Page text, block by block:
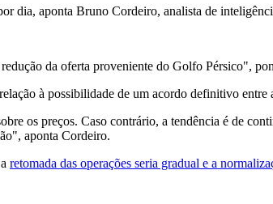
dia, aponta Bruno Cordeiro, analista de
da oferta proveniente do Golfo Pérsico",
à possibilidade de um acordo definitivo entre
os preços. Caso contrário, a tendência é de
aponta Cordeiro.
retomada das operações seria gradual e a